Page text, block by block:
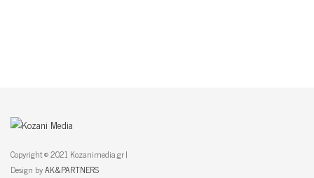
Copyright © 2021 Kozanimedia.gr |
Design byAK&PARTNERS